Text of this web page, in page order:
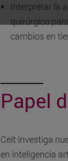
Interpretar la
quirúrgico
cambios en
Papel
Ceit investiga
en inteligencia